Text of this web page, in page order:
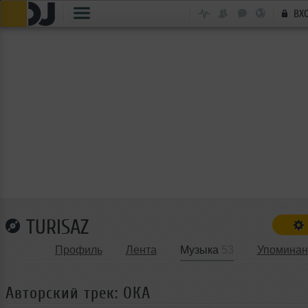
TURISAZ
Профиль Лента Музыка
Авторский трек: ОКА